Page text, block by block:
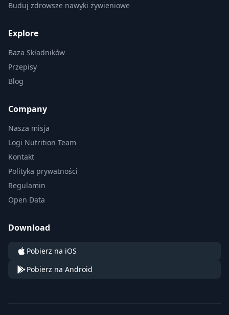
Buduj zdrowsze nawyki żywieniowe
Explore
Baza Składników
Przepisy
Blog
Company
Nasza misja
Logi Nutrition Team
Kontakt
Polityka prywatności
Regulamin
Open Data
Download
Pobierz na iOS
Pobierz na Android